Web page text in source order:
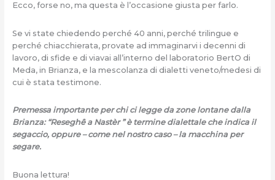
Ecco, forse no, ma questa è l’occasione giusta per farlo.
Se vi state chiedendo perché 40 anni, perché trilingue e
perché chiacchierata, provate ad immaginarvi i decenni di
lavoro, di sfide e di viavai all’interno del laboratorio BertO di
Meda, in Brianza, e la mescolanza di dialetti veneto/medesi di
cui è stata testimone.
Premessa importante per chi ci legge da zone lontane dalla
Brianza: “Reseghê a Nastèr ” è termine dialettale che indica il
segaccio, oppure – come nel nostro caso – la macchina per
segare.
Buona lettura!